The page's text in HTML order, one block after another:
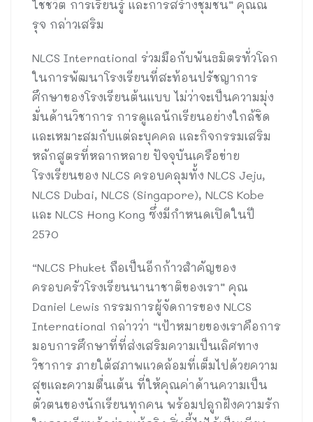
ใช้ชีวิต การเรียนรู้ และการสร้างชุมชน” คุณณ
รุจ กล่าวเสริม
NLCS International ร่วมมือกับพันธมิตรทั่วโลก
ในการพัฒนาโรงเรียนที่สะท้อนปรัชญาการ
ศึกษาของโรงเรียนต้นแบบ ไม่ว่าจะเป็นความมุ่ง
มั่นด้านวิชาการ การดูแลนักเรียนอย่างใกล้ชิด
และเหมาะสมกับแต่ละบุคคล และกิจกรรมเสริม
หลักสูตรที่หลากหลาย ปัจจุบันเครือข่าย
โรงเรียนของ NLCS ครอบคลุมทั้ง NLCS Jeju,
NLCS Dubai, NLCS (Singapore), NLCS Kobe
และ NLCS Hong Kong ซึ่งมีกำหนดเปิดในปี
2570
“NLCS Phuket ถือเป็นอีกก้าวสำคัญของ
ครอบครัวโรงเรียนนานาชาติของเรา” คุณ
Daniel Lewis กรรมการผู้จัดการของ NLCS
International กล่าวว่า “เป้าหมายของเราคือการ
มอบการศึกษาที่ที่ส่งเสริมความเป็นเลิศทาง
วิชาการ ภายใต้สภาพแวดล้อมที่เต็มไปด้วยความ
สุขและความตื่นเต้น ที่ให้คุณค่าด้านความเป็น
ตัวตนของนักเรียนทุกคน พร้อมปลูกฝังความรัก